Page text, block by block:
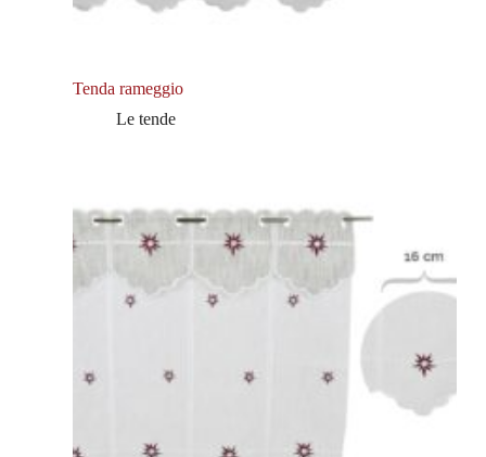
Tenda rameggio
Le tende